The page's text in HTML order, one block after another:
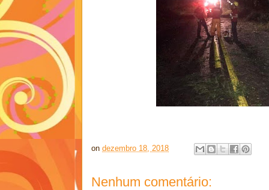
on dezembro 18, 2018
Nenhum comentário: